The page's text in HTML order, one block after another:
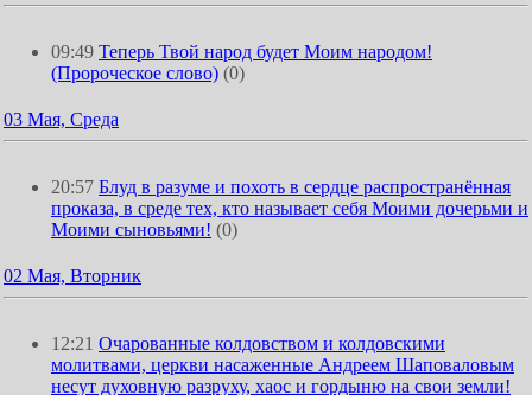
09:49 Теперь Твой народ будет Моим народом!
(Пророческое слово) (0)
03 Мая, Среда
20:57 Блуд в разуме и похоть в сердце распространённая
проказа, в среде тех, кто называет себя Моими дочерьми и
Моими сыновьями! (0)
02 Мая, Вторник
12:21 Очарованные колдовством и колдовскими
молитвами, церкви насаженные Андреем Шаповаловым
несут духовную разруху, хаос и гордыню на свои земли!